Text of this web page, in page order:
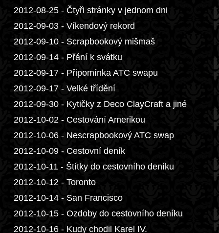
2012-08-25 - Čtyři stránky v jednom dni
2012-09-03 - Víkendový rekord
2012-09-10 - Scrapbookový mišmaš
2012-09-14 - Přání k svátku
2012-09-17 - Připomínka ATC swapu
2012-09-17 - Velké třídění
2012-09-30 - Kytičky z Deco ClayCraft a jiné
2012-10-02 - Cestování Amerikou
2012-10-06 - Nescrapbookový ATC swap
2012-10-09 - Cestovní deník
2012-10-11 - Štítky do cestovního deníku
2012-10-12 - Toronto
2012-10-14 - San Francisco
2012-10-15 - Ozdoby do cestovního deníku
2012-10-16 - Kudy chodil Karel IV.